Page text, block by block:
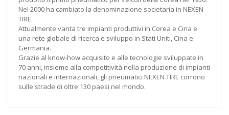
Nel 2000 ha cambiato la denominazione societaria in NEXEN
TIRE.
Attualmente vanta tre impianti produttivi in Corea e Cina e
una rete globale di ricerca e sviluppo in Stati Uniti, Cina e
Germania.
Grazie al know-how acquisito e alle tecnologie sviluppate in
70 anni, insieme alla competitività nella produzione di impianti
nazionali e internazionali, gli pneumatici NEXEN TIRE corrono
sulle strade di oltre 130 paesi nel mondo.